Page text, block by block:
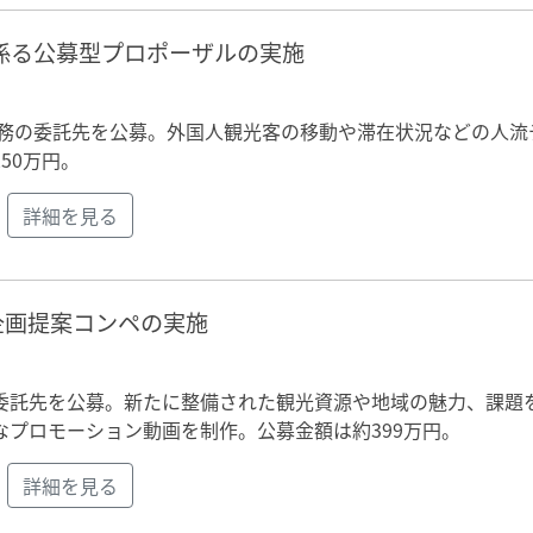
公募型プロポーザルの実施
委託先を公募。外国人観光客の移動や滞在状況などの人
万円。
詳細を見る
提案コンペの実施
先を公募。新たに整備された観光資源や地域の魅力、課題
ロモーション動画を制作。公募金額は約399万円。
詳細を見る